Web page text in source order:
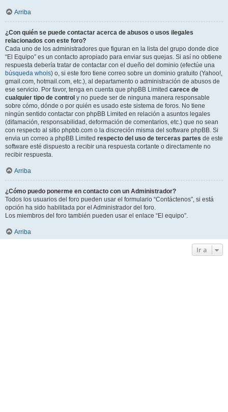
Arriba
¿Con quién se puede contactar acerca de abusos o usos ilegales
relacionados con este foro?
Cada uno de los administradores que figuran en la lista del grupo donde dice
“El Equipo” es un contacto apropiado para enviar sus quejas. Si así no obtiene
respuesta debería tratar de contactar con el dueño del dominio (efectúe una
búsqueda whois) o, si este foro tiene correo sobre un dominio gratuito (Yahoo!,
gmail.com, hotmail.com, etc.), al departamento o administración de abusos de
ese servicio. Por favor, tenga en cuenta que phpBB Limited carece de
cualquier tipo de control y no puede ser de ninguna manera responsable
sobre cómo, dónde o por quién es usado este sistema de foros. No tiene
ningún sentido contactar con phpBB Limited en relación a asuntos legales
(difamación, responsabilidad, deformación de comentarios, etc.) que no sean
con respecto al sitio phpbb.com o la discreción misma del software phpBB. Si
envia un correo a phpBB Limited respecto del uso de terceras partes de este
software esté dispuesto a recibir una respuesta cortante o directamente no
recibir respuesta.
Arriba
¿Cómo puedo ponerme en contacto con un Administrador?
Todos los usuarios del foro pueden usar el formulario “Contáctenos”, si está
opción ha sido habilitada por el Administrador del foro.
Los miembros del foro también pueden usar el enlace “El equipo”.
Arriba
Ir a